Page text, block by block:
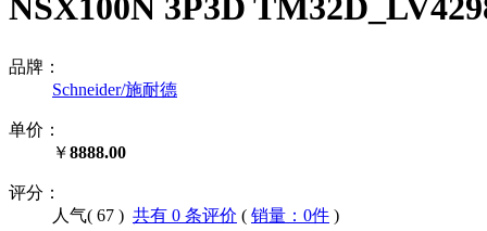
品牌：
Schneider/施耐德
单价：
￥8888.00
评分：
人气( 67 ) 共有 0 条评价 ( 销量：0件 )